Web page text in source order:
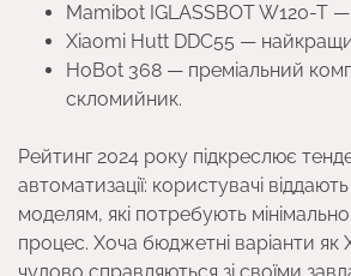
Mamibot IGLASSBOT W120-T —
Xiaomi Hutt DDC55 —
HoBot 368 — преміальний
скломийник.
Рейтинг 2024 року підкреслює
автоматизації: користувачі
моделям, які потребують
процес. Хоча бюджетні варіанти як